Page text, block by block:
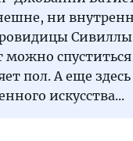
ни
можно
пол. А еще
искусства...